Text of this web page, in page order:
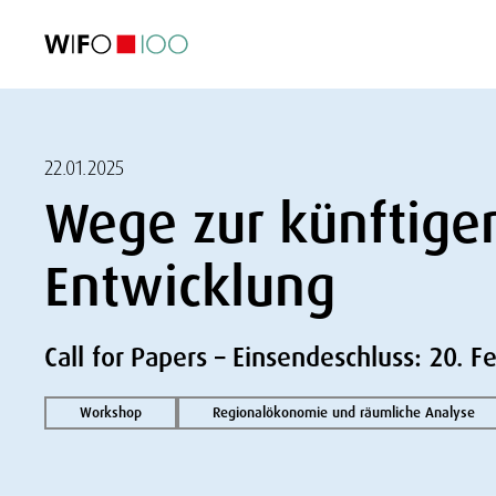
22.01.2025
Wege zur
Entwicklung
Call for Papers – Einsendeschluss: 20.
Workshop Regionalökonomie und räumliche Analyse